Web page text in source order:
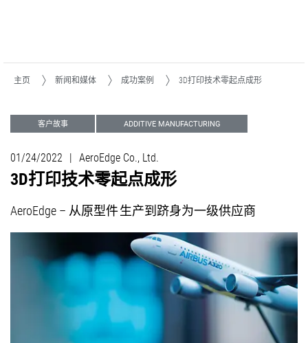
主页 新闻和媒体 成功案例 3D打印技术零起点成形
客户故事 ADDITIVE MANUFACTURING
01/24/2022 | AeroEdge Co., Ltd.
3D打印技术零起点成形
AeroEdge – 从原型件 生产到跻身为一级供应商